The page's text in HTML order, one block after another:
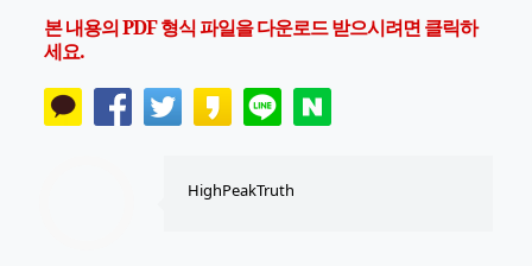
본 내용의 PDF 형식 파일을 다운로드 받으시려면 클릭하
세요.
HighPeakTruth